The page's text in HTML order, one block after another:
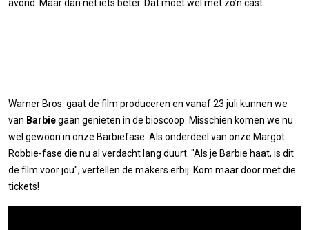
avond. Maar dan net iets beter. Dat moet wel met zo’n cast.
Warner Bros. gaat de film produceren en vanaf 23 juli kunnen we
van Barbiegaan genieten in de bioscoop. Misschien komen we nu
wel gewoon in onze Barbiefase. Als onderdeel van onze Margot
Robbie-fase die nu al verdacht lang duurt. "Als je Barbie haat, is dit
de film voor jou", vertellen de makers erbij. Kom maar door met die
tickets!